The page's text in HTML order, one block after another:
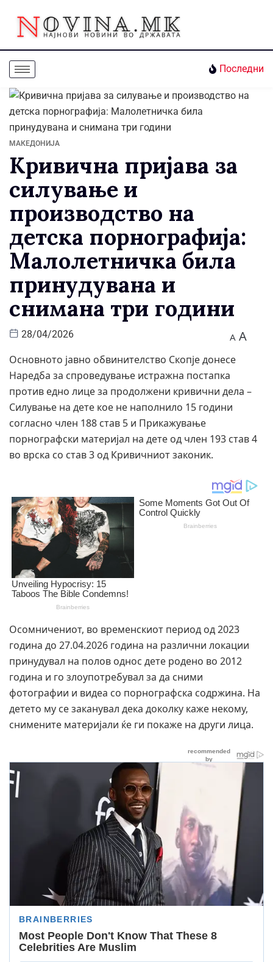
Последни
МАКЕДОНИЈА
Кривична пријава за
силување и
производство на
детска порнографија:
Малолетничка била
принудувана и
снимана три години
28/04/2026 A A
Основното јавно обвинителство Скопје донесе
Наредба за спроведување истражна постапка
против едно лице за продолжени кривични дела –
Силување на дете кое не наполнило 15 години
согласно член 188 став 5 и Прикажување
порнографски материјал на дете од член 193 став 4
во врска со став 3 од Кривичниот законик.
Осомничениот, во временскиот период од 2023
година до 27.04.2026 година на различни локации
принудувал на полов однос дете родено во 2012
година и го злоупотребувал за да сними
фотографии и видеа со порнографска содржина. На
детето му се заканувал дека доколку каже некому,
снимените материјали ќе ги покаже на други лица.